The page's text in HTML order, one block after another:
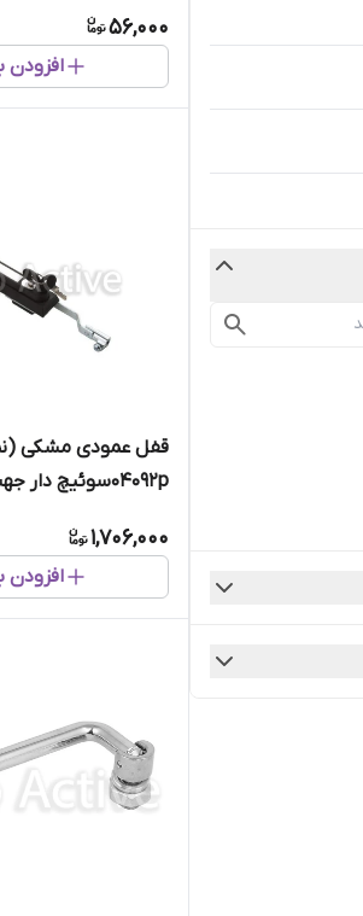
56,000
افزودن
قفل عمودی مشکی
۰۴۰۹۲pسوئیچ دار جهت تابلو سلول
1,706,000
افزودن